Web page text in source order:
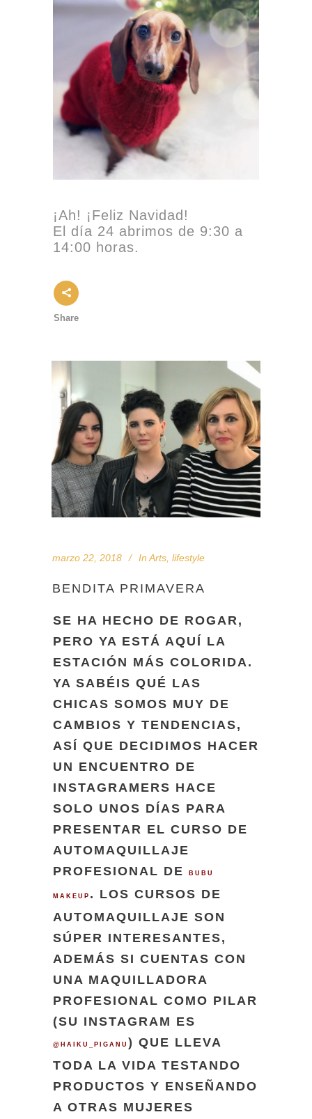
¡Ah! ¡Feliz Navidad!
El día 24 abrimos de 9:30 a
14:00 horas.
Share
marzo 22, 2018 In Arts lifestyle
BENDITA PRIMAVERA
SE HA HECHO DE ROGAR,
PERO YA ESTÁ AQUÍ LA
ESTACIÓN MÁS COLORIDA.
YA SABÉIS QUÉ LAS
CHICAS SOMOS MUY DE
CAMBIOS Y TENDENCIAS,
ASÍ QUE DECIDIMOS HACER
UN ENCUENTRO DE
INSTAGRAMERS HACE
SOLO UNOS DÍAS PARA
PRESENTAR EL CURSO DE
AUTOMAQUILLAJE
PROFESIONAL DE
BUBU
MAKEUP . LOS CURSOS DE
AUTOMAQUILLAJE SON
SÚPER INTERESANTES,
ADEMÁS SI CUENTAS CON
UNA MAQUILLADORA
PROFESIONAL COMO PILAR
(SU INSTAGRAM ES
@HAIKU_PIGANU ) QUE LLEVA
TODA LA VIDA TESTANDO
PRODUCTOS Y ENSEÑANDO
A OTRAS MUJERES